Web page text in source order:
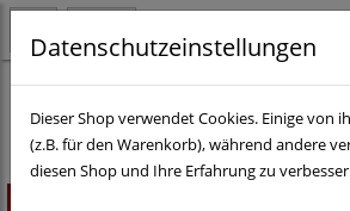
Datenschutzeinstellungen
Dieser Shop verwendet Cookies. Einige von
(z.B. für den Warenkorb), während andere
diesen Shop und Ihre Erfahrung zu